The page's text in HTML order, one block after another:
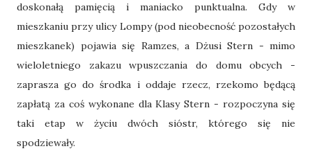
doskonałą pamięcią i maniacko punktualna. Gdy w
mieszkaniu przy ulicy Lompy (pod nieobecność pozostałych
mieszkanek) pojawia się Ramzes, a Dżusi Stern - mimo
wieloletniego zakazu wpuszczania do domu obcych -
zaprasza go do środka i oddaje rzecz, rzekomo będącą
zapłatą za coś wykonane dla Klasy Stern - rozpoczyna się
taki etap w życiu dwóch sióstr, którego się nie
spodziewały.